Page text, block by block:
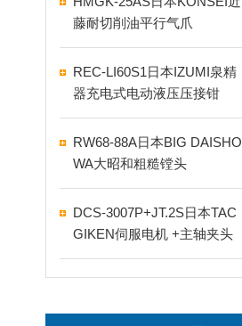
藤耐切削油平行气爪
REC-LI60S1日本IZUMI泉精
器充电式电动液压压接钳
RW68-88A日本BIG DAISHO
WA大昭和粗糙镗头
DCS-3007P+JT.2S日本TAC
GIKEN伺服电机 +主轴夹头